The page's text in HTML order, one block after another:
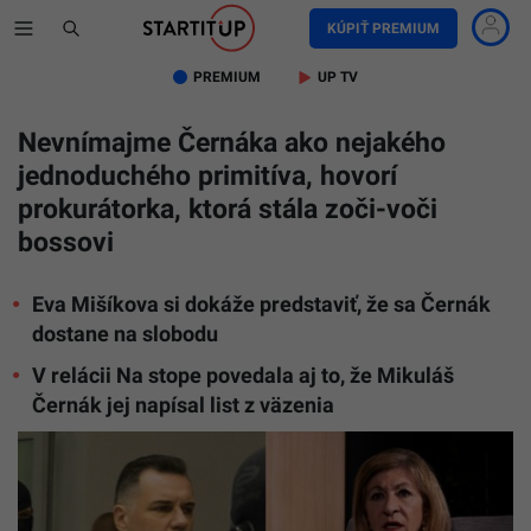
KÚPIŤ PREMIUM
PREMIUM UP TV
Nevnímajme Černáka ako nejakého
jednoduchého primitíva, hovorí
prokurátorka, ktorá stála zoči-voči
bossovi
Eva Mišíkova si dokáže predstaviť, že sa Černák
dostane na slobodu
V relácii Na stope povedala aj to, že Mikuláš
Černák jej napísal list z väzenia